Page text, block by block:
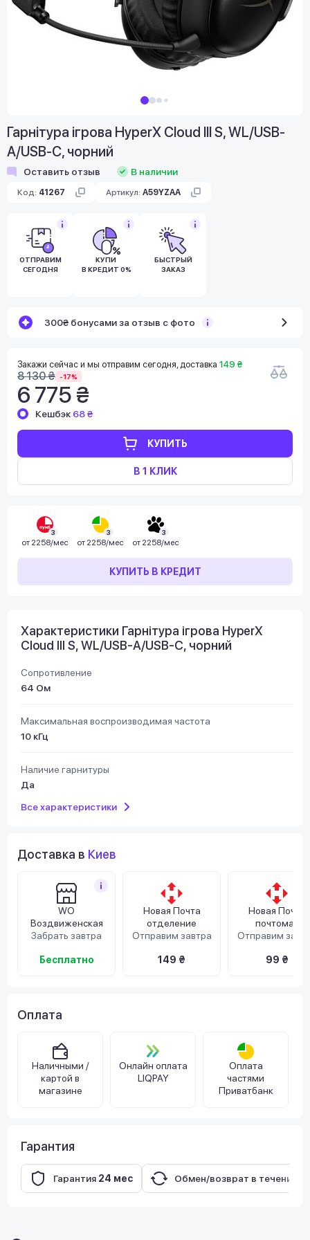
Гарнітура ігрова HyperX Cloud III S, WL/USB-
A/USB-C, чорний
Оставить отзыв В наличии
Код: 41267 Артикул: A59YZAA
ОТПРАВИМ
СЕГОДНЯ
КУПИ
В КРЕДИТ 0%
БЫСТРЫЙ
ЗАКАЗ
300₴ бонусами за отзыв с фото
Закажи сейчас и мы отправим сегодня, доставка 149 ₴
8 130 ₴ -17%
6 775 ₴
КУПИТЬ
В 1 КЛИК
Кешбэк 68 ₴
3
от 2258/мес
3
от 2258/мес
3
от 2258/мес
КУПИТЬ В КРЕДИТ
Характеристики Гарнітура ігрова HyperX
Cloud III S, WL/USB-A/USB-C, чорний
Сопротивление
64 Ом
Максимальная воспроизводимая частота
10 кГц
Наличие гарнитуры
Да
Все характеристики
Доставка в Киев
WO
Воздвиженская
Забрать завтра
Бесплатно
Новая Почта
отделение
Отправим завтра
149 ₴
Новая Почта
почтомат
Отправим
99 ₴
Оплата
Наличными /
картой в
магазине
Онлайн оплата
LIQPAY
Оплата
частями
Приватбанк
Гарантия
Гарантия 24 мес Обмен/возврат в течение